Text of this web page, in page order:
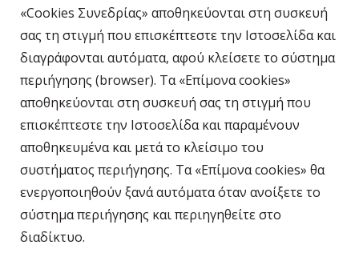
«Cookies Συνεδρίας» αποθηκεύονται στη συσκευή
σας τη στιγμή που επισκέπτεστε την Ιστοσελίδα και
διαγράφονται αυτόματα, αφού κλείσετε το σύστημα
περιήγησης (browser). Τα «Επίμονα cookies»
αποθηκεύονται στη συσκευή σας τη στιγμή που
επισκέπτεστε την Ιστοσελίδα και παραμένουν
αποθηκευμένα και μετά το κλείσιμο του
συστήματος περιήγησης. Τα «Επίμονα cookies» θα
ενεργοποιηθούν ξανά αυτόματα όταν ανοίξετε το
σύστημα περιήγησης και περιηγηθείτε στο
διαδίκτυο.